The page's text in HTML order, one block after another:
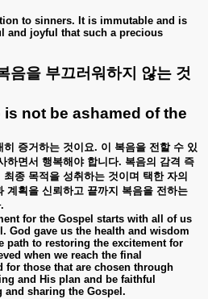
to sinners. It is immutable and is
and joyful that such a precious
음을 부끄러워하지 않는 것
not be ashamed of the
히 증거하는 것이요. 이 복음을 전할 수 있
하면서 행복해야 합니다. 복음의 감격 즉
최종 목적을 성취하는 것이며 택한 자의
계획을 신뢰하고 끝까지 복음을 전하는
.
for the Gospel starts with all of us
God gave us the health and wisdom
path to restoring the excitement for
when we reach the final
for those that are chosen through
and His plan and be faithful
and sharing the Gospel.